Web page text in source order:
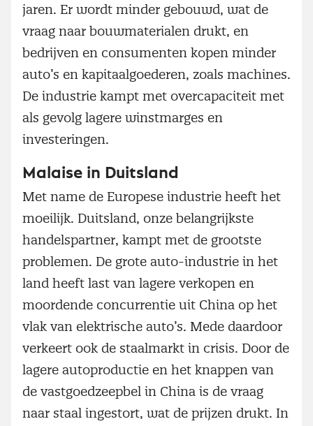
jaren. Er wordt minder gebouwd, wat de
vraag naar bouwmaterialen drukt, en
bedrijven en consumenten kopen minder
auto’s en kapitaalgoederen, zoals machines.
De industrie kampt met overcapaciteit met
als gevolg lagere winstmarges en
investeringen.
Malaise in Duitsland
Met name de Europese industrie heeft het
moeilijk. Duitsland, onze belangrijkste
handelspartner, kampt met de grootste
problemen. De grote auto-industrie in het
land heeft last van lagere verkopen en
moordende concurrentie uit China op het
vlak van elektrische auto’s. Mede daardoor
verkeert ook de staalmarkt in crisis. Door de
lagere autoproductie en het knappen van
de vastgoedzeepbel in China is de vraag
naar staal ingestort, wat de prijzen drukt. In